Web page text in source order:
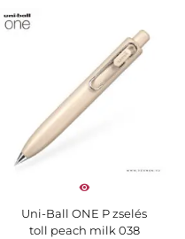
Uni-Ball ONE P zselés
toll peach milk 038